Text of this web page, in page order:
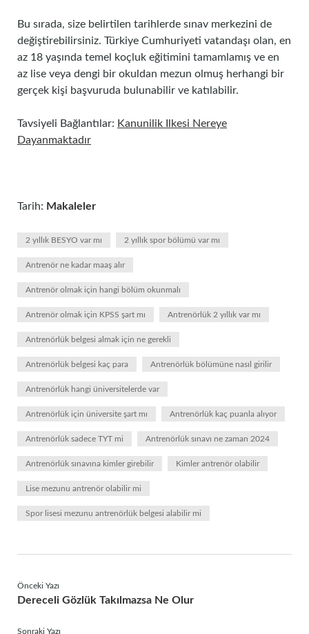
Bu sırada, size belirtilen tarihlerde sınav merkezini de
değiştirebilirsiniz. Türkiye Cumhuriyeti vatandaşı olan, en
az 18 yaşında temel koçluk eğitimini tamamlamış ve en
az lise veya dengi bir okuldan mezun olmuş herhangi bir
gerçek kişi başvuruda bulunabilir ve katılabilir.
Tavsiyeli Bağlantılar: Kanunilik Ilkesi Nereye
Dayanmaktadır
Tarih: Makaleler
2 yıllık BESYO var mı 2 yıllık spor bölümü var mı
Antrenör ne kadar maaş alır
Antrenör olmak için hangi bölüm okunmalı
Antrenör olmak için KPSS şart mı Antrenörlük 2 yıllık var mı
Antrenörlük belgesi almak için ne gerekli
Antrenörlük belgesi kaç para Antrenörlük bölümüne nasıl girilir
Antrenörlük hangi üniversitelerde var
Antrenörlük için üniversite şart mı Antrenörlük kaç puanla alıyor
Antrenörlük sadece TYT mi Antrenörlük sınavı ne zaman 2024
Antrenörlük sınavına kimler girebilir Kimler antrenör olabilir
Lise mezunu antrenör olabilir mi
Spor lisesi mezunu antrenörlük belgesi alabilir mi
Önceki Yazı
Dereceli Gözlük Takılmazsa Ne Olur
Sonraki Yazı